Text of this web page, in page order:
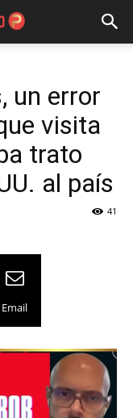
un error
visita
trato
al país
41
Email